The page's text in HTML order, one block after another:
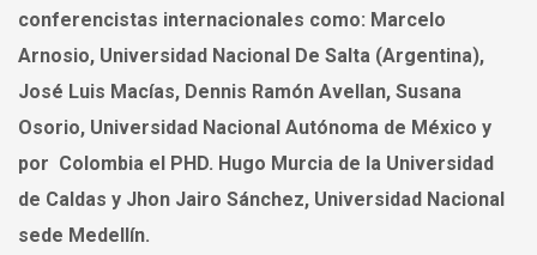
conferencistas internacionales como: Marcelo
Arnosio, Universidad Nacional De Salta (Argentina),
José Luis Macías, Dennis Ramón Avellan, Susana
Osorio, Universidad Nacional Autónoma de México y
por Colombia el PHD. Hugo Murcia de la Universidad
de Caldas y Jhon Jairo Sánchez, Universidad Nacional
sede Medellín.